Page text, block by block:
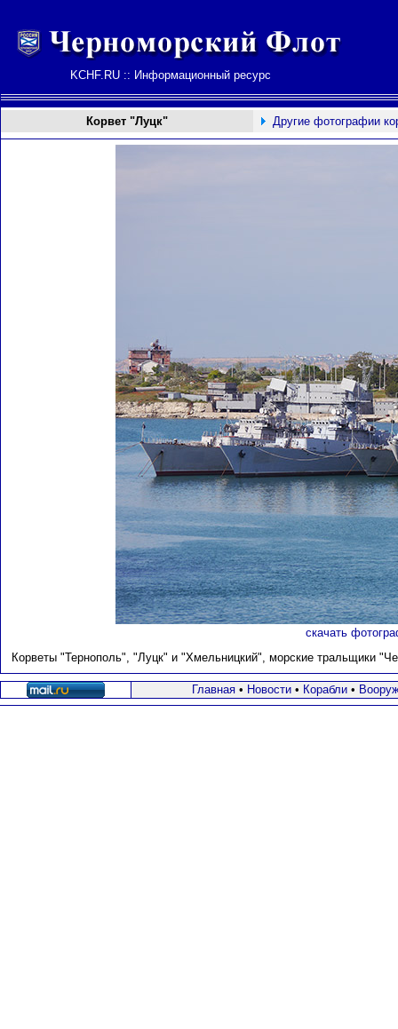
KCHF.RU :: Информационный ресурс
Корвет "Луцк" Другие фотографии
скачать
Корветы "Тернополь", "Луцк" и "Хмельницкий", морские тральщики
Главная• Новости• Корабли•